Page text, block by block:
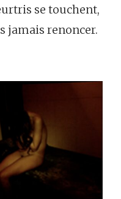
se touchent,
jamais renoncer.